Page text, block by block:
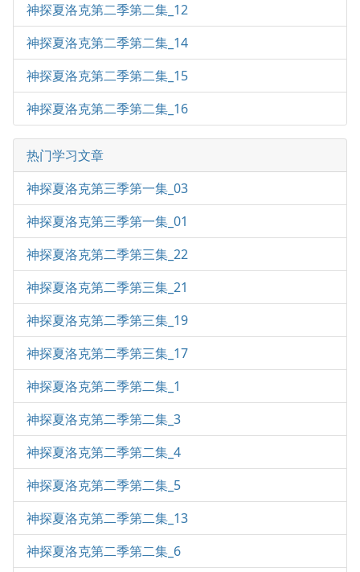
神探夏洛克第二季第二集_12
神探夏洛克第二季第二集_14
神探夏洛克第二季第二集_15
神探夏洛克第二季第二集_16
热门学习文章
神探夏洛克第三季第一集_03
神探夏洛克第三季第一集_01
神探夏洛克第二季第三集_22
神探夏洛克第二季第三集_21
神探夏洛克第二季第三集_19
神探夏洛克第二季第三集_17
神探夏洛克第二季第二集_1
神探夏洛克第二季第二集_3
神探夏洛克第二季第二集_4
神探夏洛克第二季第二集_5
神探夏洛克第二季第二集_13
神探夏洛克第二季第二集_6